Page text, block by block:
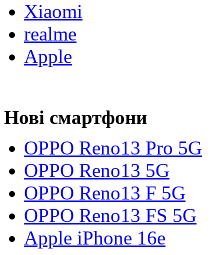
Xiaomi
realme
Apple
Нові смартфони
OPPO Reno13 Pro 5G
OPPO Reno13 5G
OPPO Reno13 F 5G
OPPO Reno13 FS 5G
Apple iPhone 16e